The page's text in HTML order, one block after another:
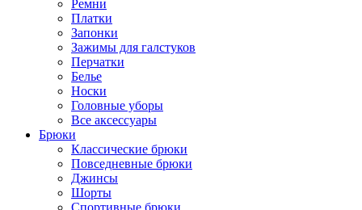
Ремни
Платки
Запонки
Зажимы для галстуков
Перчатки
Белье
Носки
Головные уборы
Все аксессуары
Брюки
Классические брюки
Повседневные брюки
Джинсы
Шорты
Спортивные брюки